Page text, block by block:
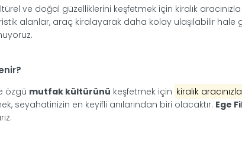
ve doğal güzelliklerini keşfetmek için kiralık
alanlar, araç kiralayarak daha kolay ulaşılabilir hale
özgü mutfak kültürünü keşfetmek için kiralık aracınızla
seyahatinizin en keyifli anılarından biri olacaktır. Ege